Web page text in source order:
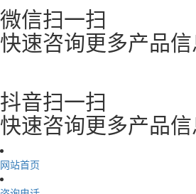
微信扫一扫
快速咨询更多产品
抖音扫一扫
快速咨询更多产品
网站首页